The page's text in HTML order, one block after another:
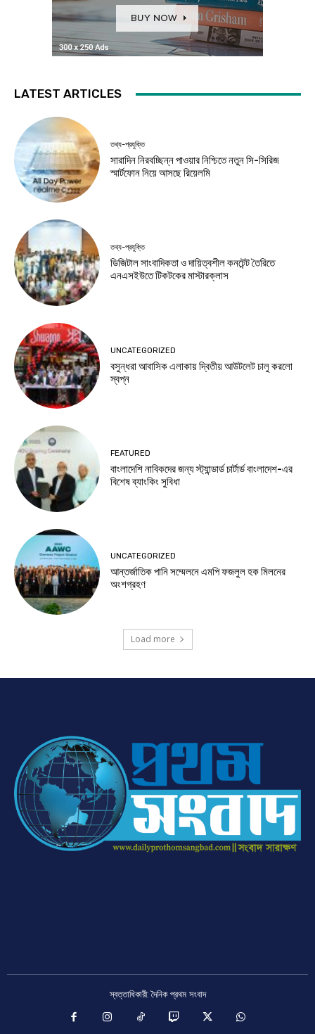
LATEST ARTICLES
তথ্য-প্রযুক্তি
সারাদিন নিরবচ্ছিন্ন পাওয়ার নিশ্চিতে নতুন সি-সিরিজ
স্মার্টফোন নিয়ে আসছে রিয়েলমি
তথ্য-প্রযুক্তি
ডিজিটাল সাংবাদিকতা ও দায়িত্বশীল কনটেন্ট তৈরিতে
এনএসইউতে টিকটকের মাস্টারক্লাস
UNCATEGORIZED
বসুন্ধরা আবাসিক এলাকায় দ্বিতীয় আউটলেট চালু করলো
স্বপ্ন
FEATURED
বাংলাদেশি নাবিকদের জন্য স্ট্যান্ডার্ড চার্টার্ড বাংলাদেশ-এর
বিশেষ ব্যাংকিং সুবিধা
UNCATEGORIZED
আন্তর্জাতিক পানি সম্মেলনে এমপি ফজলুল হক মিলনের
অংশগ্রহণ
Load more
স্বত্তাধিকারী: দৈনিক প্রথম সংবাদ